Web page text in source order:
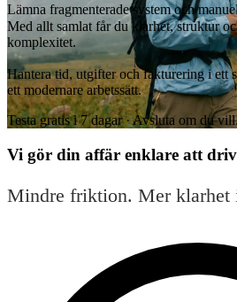
Lämna fragmenterade system och
Med allt samlat får du klarhet, struktur
komplexitet.
Hantera tid, utgifter och fakturering i ett
ett modernare arbetssätt.
Testa gratis i 7 dagar · Avsluta om du
Vi gör din affär enklare att
Mindre friktion. Mer klarhet